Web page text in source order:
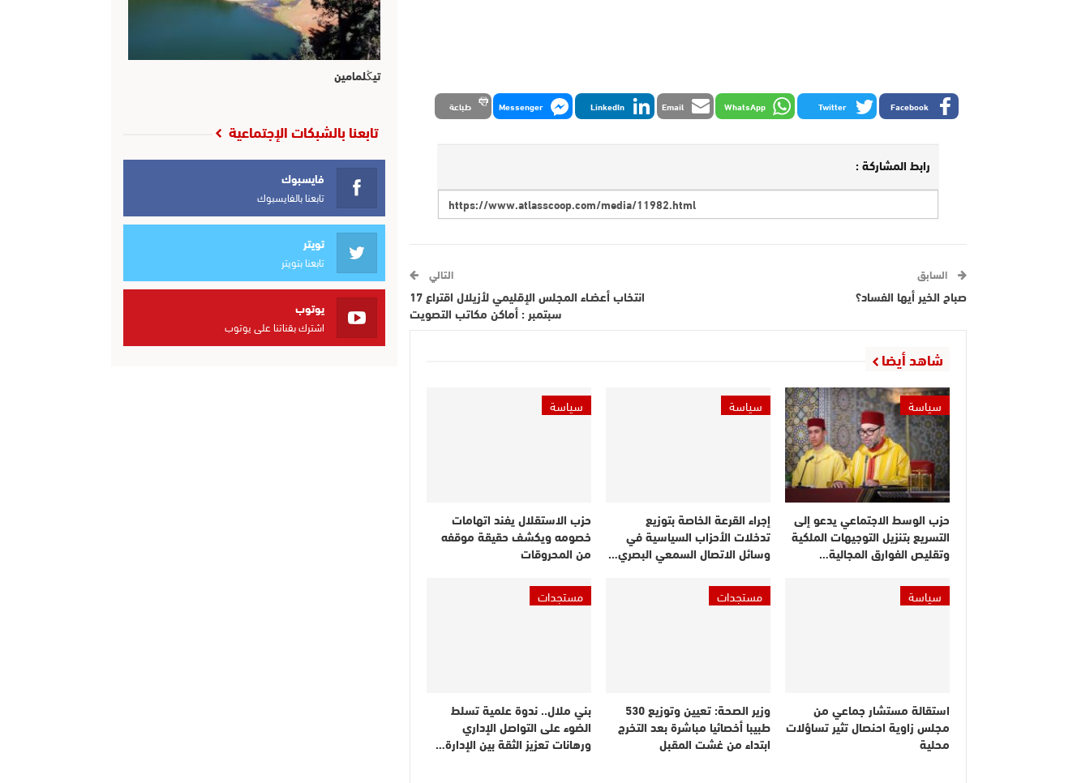
Facebook
Twitter
WhatsApp
Email
LinkedIn
Messenger طباعة
رابط المشاركة :
السابق
صباح الخير أيها الفساد؟
التالي
انتخاب أعضـاء المجلس الإقليمي لأزيلال اقتراع 17
سبتمبر : أماكن مكاتب التصويت
شاهد أيضا
سياسة
حزب الوسط الاجتماعي يدعو إلى
التسريع بتنزيل التوجيهات الملكية
وتقليص الفوارق المجالية…
سياسة
إجراء القرعة الخاصة بتوزيع
تدخلات الأحزاب السياسية في
وسائل الاتصال السمعي البصري…
سياسة
حزب الاستقلال يفند اتهامات
خصومه ويكشف حقيقة موقفه
من المحروقات
سياسة
استقالة مستشار جماعي من
مجلس زاوية احنصال تثير تساؤلات
محلية
مستجدات
وزير الصحة: تعيين وتوزيع 530
طبيبا أخصائيا مباشرة بعد التخرج
ابتداء من غشت المقبل
مستجدات
بني ملال.. ندوة علمية تسلط
الضوء على التواصل الإداري
ورهانات تعزيز الثقة بين الإدارة…
تيڭلمامين
تابعنا بالشبكات الإجتماعية
فايسبوك
تابعنا بالفايسبوك
تويتر
تابعنا بتويتر
يوتوب
اشترك بقناتنا على يوتوب